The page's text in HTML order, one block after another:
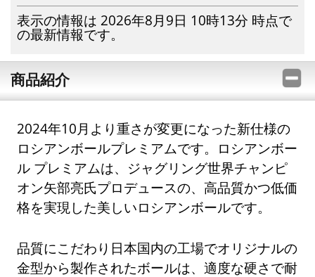
表示の情報は 2026年8月9日 10時13分 時点で
の最新情報です。
商品紹介
2024年10月より重さが変更になった新仕様の
ロシアンボールプレミアムです。ロシアンボー
ル プレミアムは、ジャグリング世界チャンピ
オン矢部亮氏プロデュースの、高品質かつ低価
格を実現した美しいロシアンボールです。
品質にこだわり日本国内の工場でオリジナルの
金型から製作されたボールは、適度な硬さで耐